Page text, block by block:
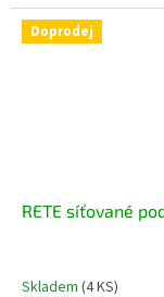
Doprodej
RETE síťované
Skladem (4 KS)